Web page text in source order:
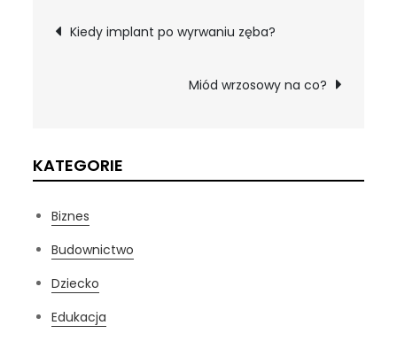
Nawigacja
Kiedy implant po wyrwaniu zęba?
Miód wrzosowy na co?
KATEGORIE
Biznes
Budownictwo
Dziecko
Edukacja